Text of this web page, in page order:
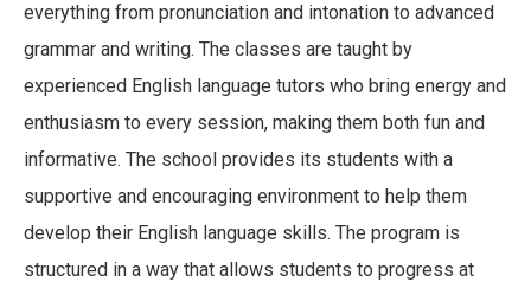
everything from pronunciation and intonation to advanced
grammar and writing. The classes are taught by
experienced English language tutors who bring energy and
enthusiasm to every session, making them both fun and
informative. The school provides its students with a
supportive and encouraging environment to help them
develop their English language skills. The program is
structured in a way that allows students to progress at